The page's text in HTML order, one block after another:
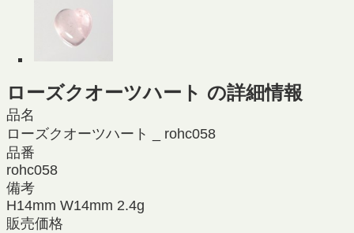
ローズクオーツハート の詳細情報
品名
ローズクオーツハート _ rohc058
品番
rohc058
備考
H14mm W14mm 2.4g
販売価格